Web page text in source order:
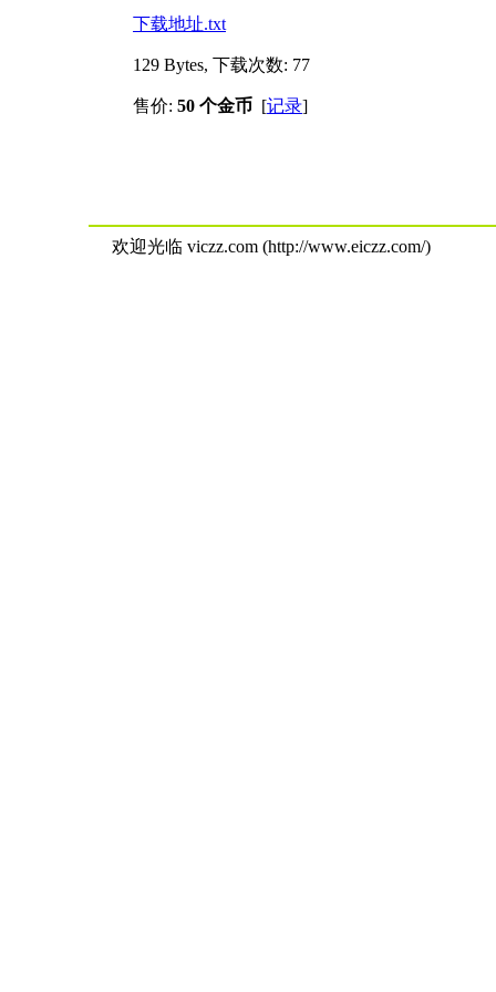
下载地址.txt
129 Bytes, 下载次数: 77
售价: 50 个金币 [记录]
欢迎光临 viczz.com (http://www.eiczz.com/)